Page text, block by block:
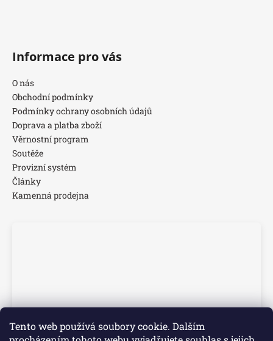
Tento web používá soubory cookie. Dalším
Informace pro vás
O nás
Obchodní podmínky
Podmínky ochrany osobních údajů
Doprava a platba zboží
Věrnostní program
Soutěže
Provizní systém
Články
Kamenná prodejna